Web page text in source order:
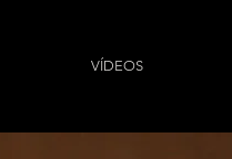
VÍDEOS